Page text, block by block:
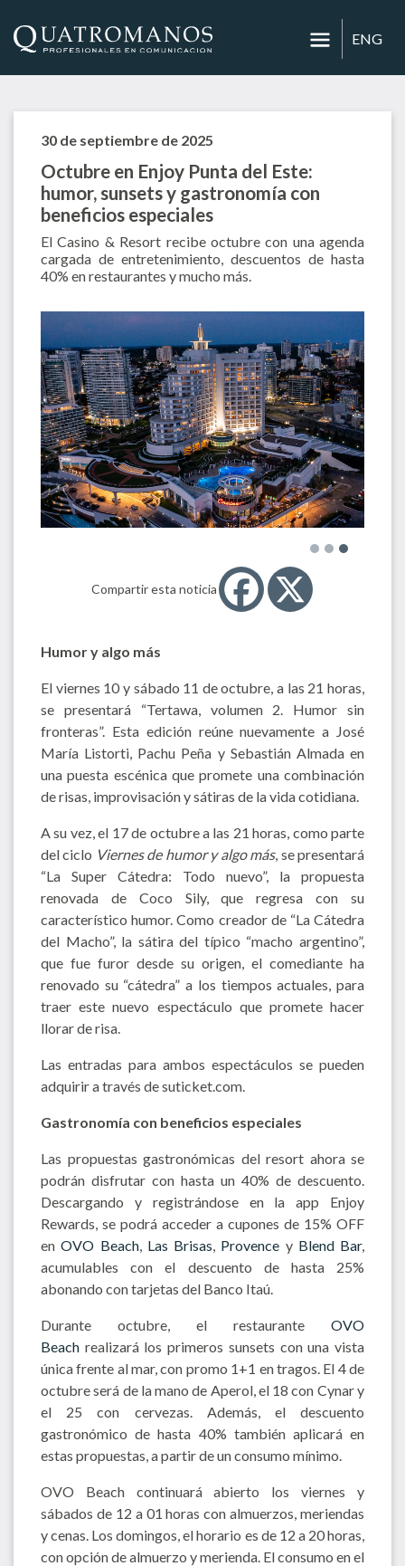
ENG
30 de septiembre de 2025
Octubre en Enjoy Punta del Este:
humor, sunsets y gastronomía con
beneficios especiales
El Casino & Resort recibe octubre con una agenda
cargada de entretenimiento, descuentos de hasta
40% en restaurantes y mucho más.
Compartir esta noticia
Humor y algo más
El viernes 10 y sábado 11 de octubre, a las 21 horas,
se presentará “Tertawa, volumen 2. Humor sin
fronteras”. Esta edición reúne nuevamente a José
María Listorti, Pachu Peña y Sebastián Almada en
una puesta escénica que promete una combinación
de risas, improvisación y sátiras de la vida cotidiana.
A su vez, el 17 de octubre a las 21 horas, como parte
del ciclo Viernes de humor y algo más, se presentará
“La Super Cátedra: Todo nuevo”, la propuesta
renovada de Coco Sily, que regresa con su
característico humor. Como creador de “La Cátedra
del Macho”, la sátira del típico “macho argentino”,
que fue furor desde su origen, el comediante ha
renovado su “cátedra” a los tiempos actuales, para
traer este nuevo espectáculo que promete hacer
llorar de risa.
Las entradas para ambos espectáculos se pueden
adquirir a través de suticket.com.
Gastronomía con beneficios especiales
Las propuestas gastronómicas del resort ahora se
podrán disfrutar con hasta un 40% de descuento.
Descargando y registrándose en la app Enjoy
Rewards, se podrá acceder a cupones de 15% OFF
enOVO Beach, Las Brisas, Provence y Blend Bar,
acumulables con el descuento de hasta 25%
abonando con tarjetas del Banco Itaú.
Durante octubre, el restaurante OVO
Beach realizará los primeros sunsets con una vista
única frente al mar, con promo 1+1 en tragos. El 4 de
octubre será de la mano de Aperol, el 18 con Cynar y
el 25 con cervezas. Además, el descuento
gastronómico de hasta 40% también aplicará en
estas propuestas, a partir de un consumo mínimo.
OVO Beach continuará abierto los viernes y
sábados de 12 a 01 horas con almuerzos, meriendas
y cenas. Los domingos, el horario es de 12 a 20 horas,
con opción de almuerzo y merienda. El consumo en el